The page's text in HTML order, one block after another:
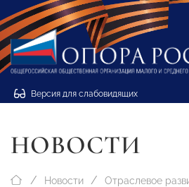
Версия для слабовидящих
НОВОСТИ
Новости Отраслевое